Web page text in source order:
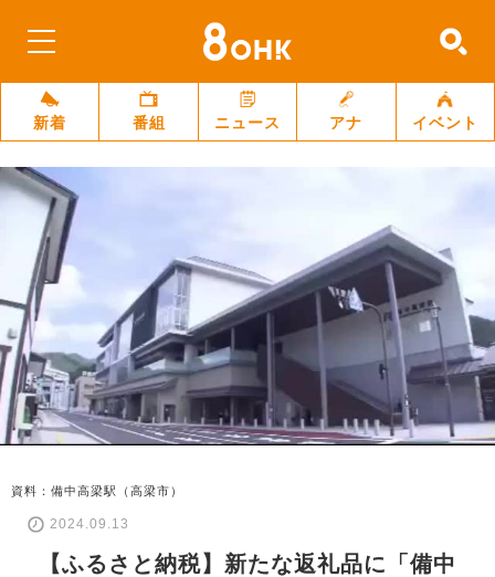
新着 番組 ニュース アナ イベント
資料：備中高梁駅（高梁市）
2024.09.13
【ふるさと納税】新たな返礼品に「備中